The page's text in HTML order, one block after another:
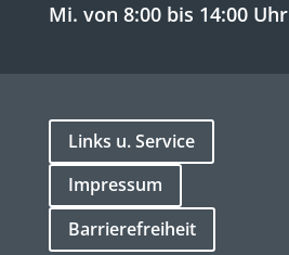
Mi. von 8:00 bis 14:00 Uhr
Links u. Service
Impressum
Barrierefreiheit